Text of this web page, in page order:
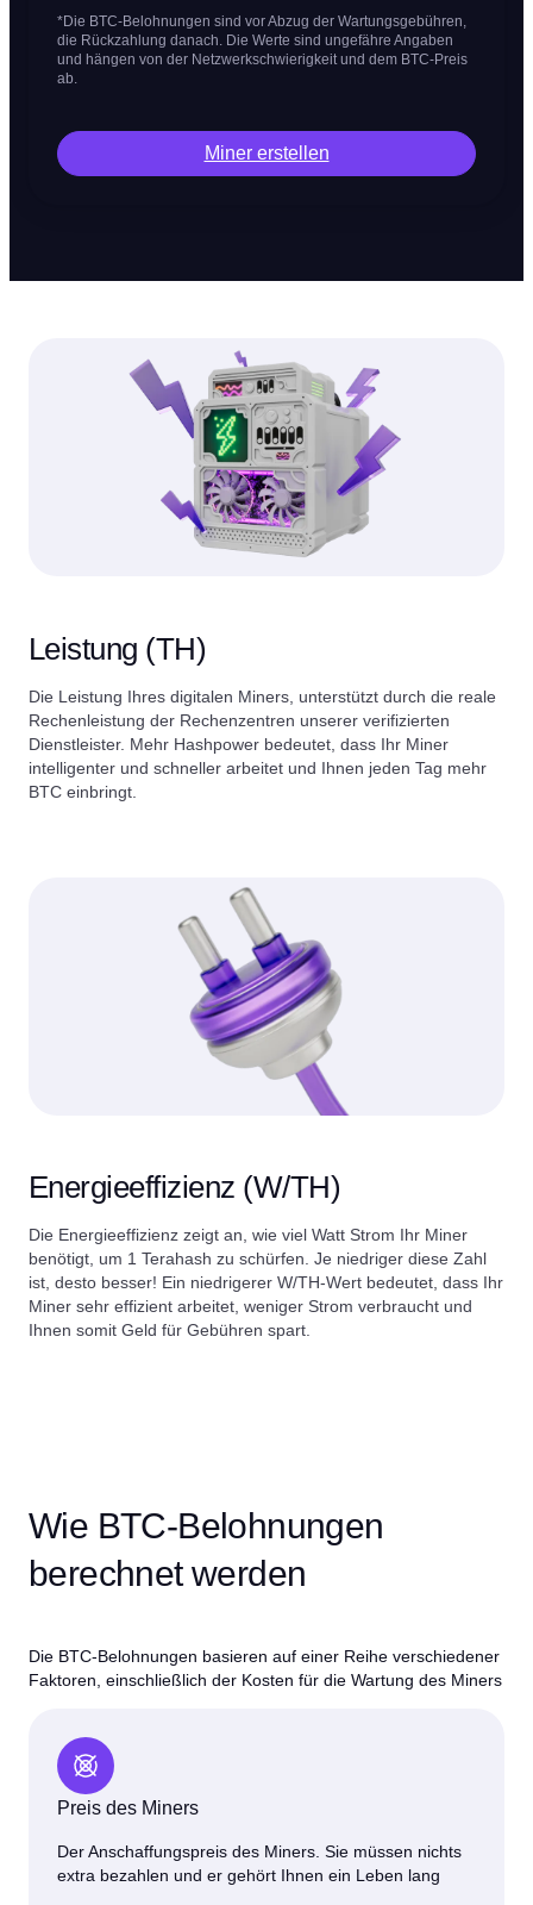
*Die BTC-Belohnungen sind vor Abzug der Wartungsgebühren,
die Rückzahlung danach. Die Werte sind ungefähre Angaben
und hängen von der Netzwerkschwierigkeit und dem BTC-Preis
ab.
Miner erstellen
Leistung (TH)
Die Leistung Ihres digitalen Miners, unterstützt durch die reale
Rechenleistung der Rechenzentren unserer verifizierten
Dienstleister. Mehr Hashpower bedeutet, dass Ihr Miner
intelligenter und schneller arbeitet und Ihnen jeden Tag mehr
BTC einbringt.
Energieeffizienz (W/TH)
Die Energieeffizienz zeigt an, wie viel Watt Strom Ihr Miner
benötigt, um 1 Terahash zu schürfen. Je niedriger diese Zahl
ist, desto besser! Ein niedrigerer W/TH-Wert bedeutet, dass Ihr
Miner sehr effizient arbeitet, weniger Strom verbraucht und
Ihnen somit Geld für Gebühren spart.
Wie BTC-Belohnungen
berechnet werden
Die BTC-Belohnungen basieren auf einer Reihe verschiedener
Faktoren, einschließlich der Kosten für die Wartung des Miners
Preis des Miners
Der Anschaffungspreis des Miners. Sie müssen nichts
extra bezahlen und er gehört Ihnen ein Leben lang